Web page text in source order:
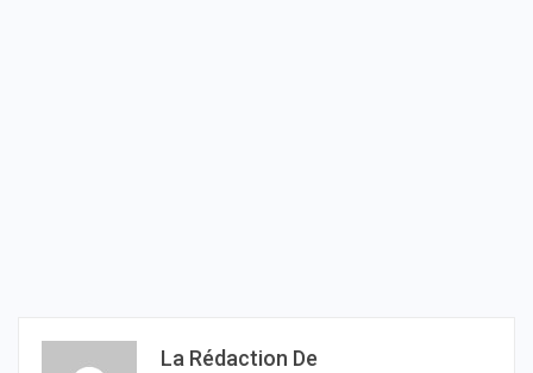
La Rédaction De